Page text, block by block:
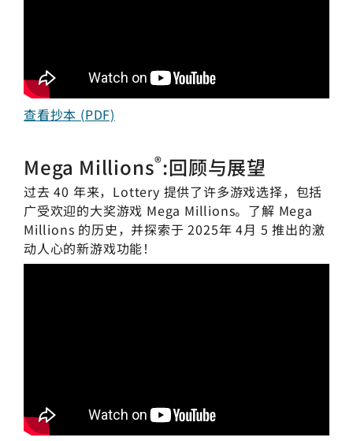
查看抄本 (PDF)
Mega Millions®:回顾与展望
过去 40 年来，Lottery 提供了许多游戏选择，包括
广受欢迎的大奖游戏 Mega Millions。了解 Mega
Millions 的历史，并探索于 2025年 4月 5 推出的激
动人心的新游戏功能！